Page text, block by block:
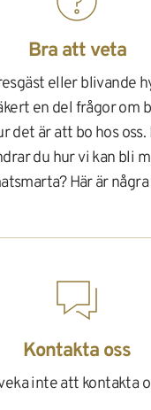
Bra att veta
eller blivande
en del frågor om
det är att bo hos oss.
du hur vi kan bli
Här är några
Kontakta oss
inte att kontakta